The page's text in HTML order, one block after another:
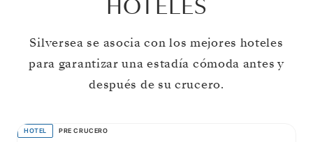
HOTELES
Silversea se asocia con los mejores hoteles
para garantizar una estadía cómoda antes y
después de su crucero.
HOTEL PRE CRUCERO